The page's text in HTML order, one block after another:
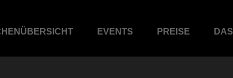
EVENTS PREISE